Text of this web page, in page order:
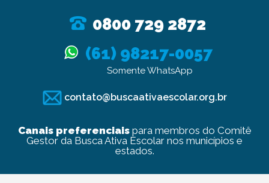
0800 729 2872
(61) 98217-0057
Somente WhatsApp
contato@buscaativaescolar.org.br
Canais preferenciaispara membros do Comitê
Gestor da Busca Ativa Escolar nos municípios e
estados.